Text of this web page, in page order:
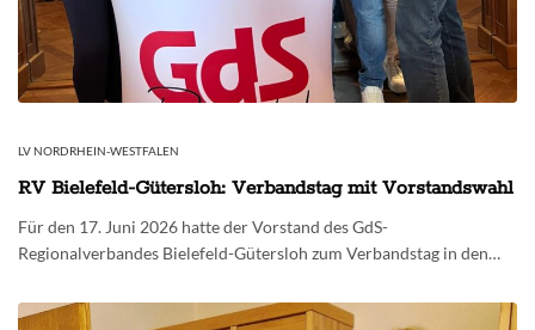
LV NORDRHEIN-WESTFALEN
RV Bielefeld-Gütersloh: Verbandstag mit Vorstandswahl
Für den 17. Juni 2026 hatte der Vorstand des GdS-
Regionalverbandes Bielefeld-Gütersloh zum Verbandstag in den…